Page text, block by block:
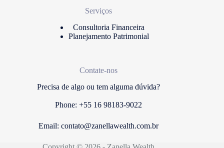
Serviços
Consultoria Financeira
Planejamento Patrimonial
Contate-nos
Precisa de algo ou tem alguma dúvida?
Phone: +55 16 98183-9022
Email:contato@zanellawealth.com.br